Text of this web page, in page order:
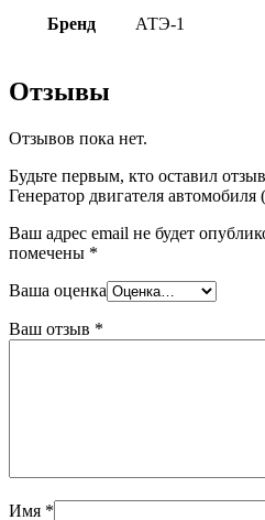
Бренд АТЭ-1
Отзывы
Отзывов пока нет.
Будьте первым, кто оставил
Генератор двигателя автомобиля
Ваш адрес email не будет
помечены *
Ваша оценка
Ваш отзыв *
Имя *